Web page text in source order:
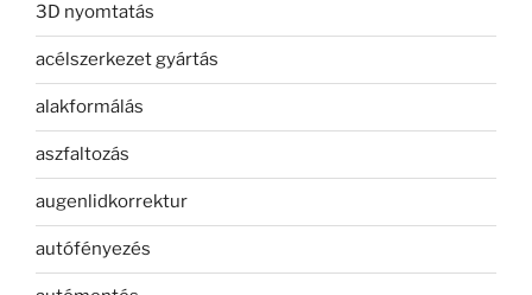
3D nyomtatás
acélszerkezet gyártás
alakformálás
aszfaltozás
augenlidkorrektur
autófényezés